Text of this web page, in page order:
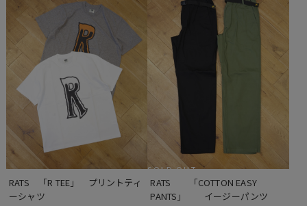
RATS　「R TEE」　プリントティ
ーシャツ
SOLD OUT
RATS　　「COTTON EASY
PANTS」　　イージーパンツ